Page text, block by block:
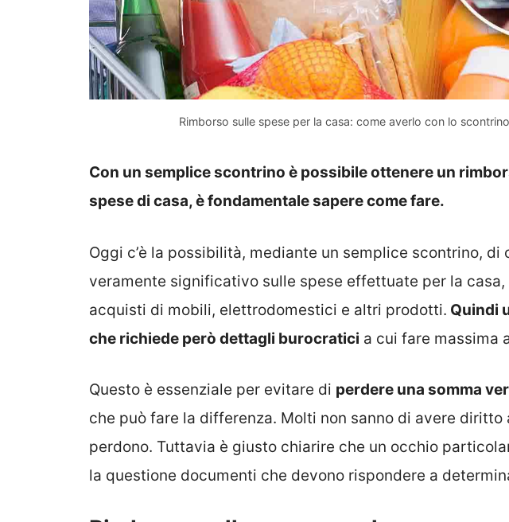
Rimborso sulle spese per la casa: come averlo con lo
Con un semplice scontrino è possibile ottenere un
spese di casa, è fondamentale sapere come fare.
Oggi c’è la possibilità, mediante un semplice scontrino, di
veramente significativo sulle spese effettuate per la
acquisti di mobili, elettrodomestici e altri prodotti. Quindi
che richiede però dettagli burocratici a cui fare massima
Questo è essenziale per evitare di perdere una somma
che può fare la differenza. Molti non sanno di avere diritto
perdono. Tuttavia è giusto chiarire che un occhio
la questione documenti che devono rispondere a